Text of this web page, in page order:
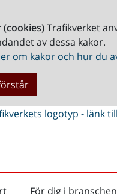
(cookies)Trafikverket
av dessa kakor.
om kakor och hur du
För dig i branschen